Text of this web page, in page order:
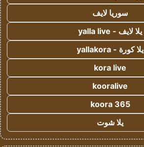
سوريا لايف
يلا لايف - yalla live
يلا كورة - yallakora
kora live
kooralive
koora 365
يلا شوت